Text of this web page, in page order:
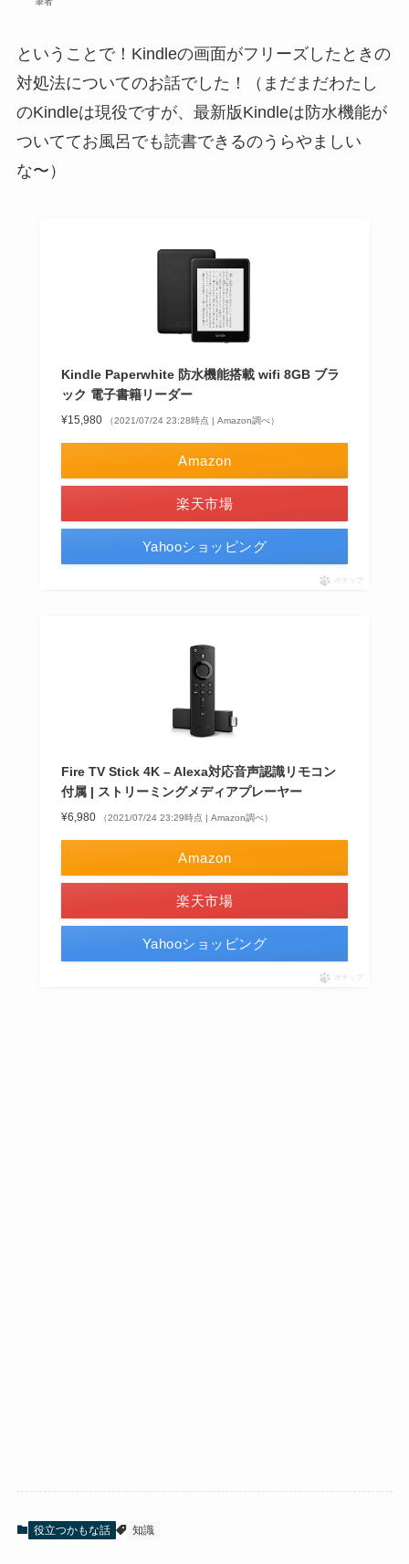
ということで！Kindleの画面がフリーズしたときの
対処法についてのお話でした！（まだまだわたし
のKindleは現役ですが、最新版Kindleは防水機能が
ついててお風呂でも読書できるのうらやましい
な〜）
Kindle Paperwhite 防水機能搭載 wifi 8GB ブラ
ック 電子書籍リーダー
¥15,980 （2021/07/24 23:28時点 | Amazon調べ）
Amazon
楽天市場
Yahooショッピング
ポチップ
Fire TV Stick 4K – Alexa対応音声認識リモコン
付属 | ストリーミングメディアプレーヤー
¥6,980 （2021/07/24 23:29時点 | Amazon調べ）
Amazon
楽天市場
Yahooショッピング
ポチップ
役立つかもな話 知識